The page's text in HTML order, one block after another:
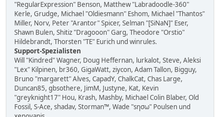
"RegularExpression" Benson, Matthew "Labradoodle-360"
Kerle, Grudge, Michael "Oldiesmann" Eshom, Michael "Thantos"
Miller, Norv, Peter "Arantor" Spicer, Selman "[SiNaN]" Eser,
Shawn Bulen, Shitiz "Dragooon" Garg, Theodore "Orstio"
Hildebrandt, Thorsten "TE" Eurich und winrules.
Support-Spezialisten
Will "Kindred" Wagner, Doug Heffernan, lurkalot, Steve, Aleksi
"Lex" Kilpinen, br360, GigaWatt, ziycon, Adam Tallon, Bigguy,
Bruno "margarett" Alves, CapadY, ChalkCat, Chas Large,
Duncan85, gbsothere, JimM, Justyne, Kat, Kevin
"greyknight17" Hou, Krash, Mashby, Michael Colin Blaber, Old
Fossil, S-Ace, shadav, Storman™, Wade "sησω" Poulsen und